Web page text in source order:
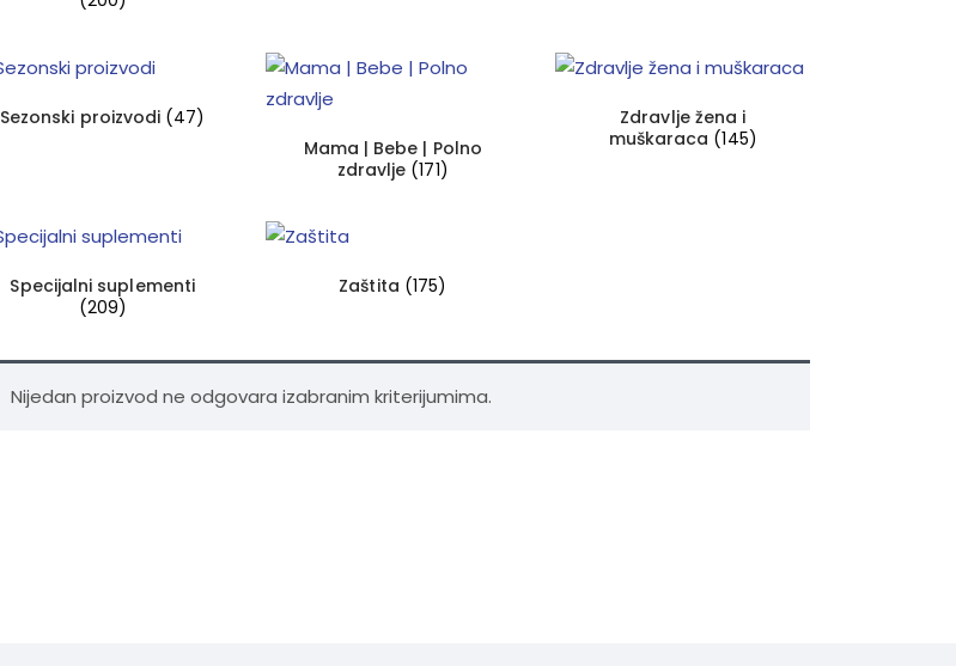
Sezonski proizvodi (47)
Mama | Bebe | Polno
zdravlje (171)
Zdravlje žena i
muškaraca (145)
Specijalni suplementi
(209)
Zaštita (175)
Nijedan proizvod ne odgovara izabranim kriterijumima.